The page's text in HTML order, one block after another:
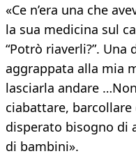
«Ce n’era una che
la sua medicina sul
“Potrò riaverli?”.
aggrappata alla mia
lasciarla andare
ciabattare, barcollare
disperato bisogno di
di bambini».